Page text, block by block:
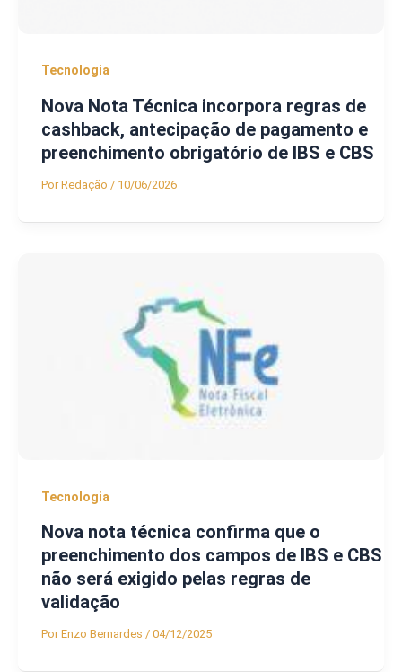
Tecnologia
Nova Nota Técnica incorpora regras de
cashback, antecipação de pagamento e
preenchimento obrigatório de IBS e CBS
PorRedação / 10/06/2026
Tecnologia
Nova nota técnica confirma que o
preenchimento dos campos de IBS e CBS
não será exigido pelas regras de
validação
PorEnzo Bernardes / 04/12/2025